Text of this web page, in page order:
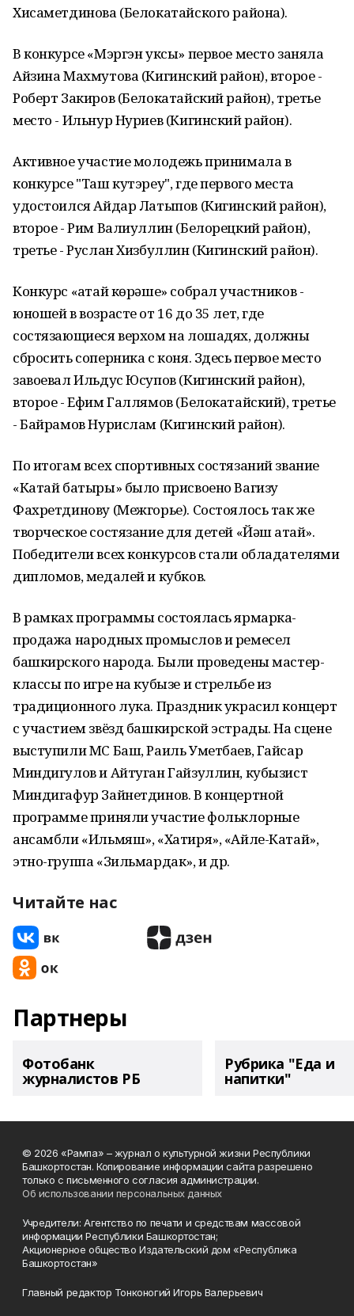
Хисаметдинова (Белокатайского района).
В конкурсе «Мэргэн уксы» первое место заняла
Айзина Махмутова (Кигинский район), второе -
Роберт Закиров (Белокатайский район), третье
место - Ильнур Нуриев (Кигинский район).
Активное участие молодежь принимала в
конкурсе "Таш кутэреу", где первого места
удостоился Айдар Латыпов (Кигинский район),
второе - Рим Валиуллин (Белорецкий район),
третье - Руслан Хизбуллин (Кигинский район).
Конкурс «Ҡатай көрәше» собрал участников -
юношей в возрасте от 16 до 35 лет, где
состязающиеся верхом на лошадях, должны
сбросить соперника с коня. Здесь первое место
завоевал Ильдус Юсупов (Кигинский район),
второе - Ефим Галлямов (Белокатайский), третье
- Байрамов Нурислам (Кигинский район).
По итогам всех спортивных состязаний звание
«Катай батыры» было присвоено Вагизу
Фахретдинову (Межгорье). Состоялось так же
творческое состязание для детей «Йәш Ҡатай».
Победители всех конкурсов стали обладателями
дипломов, медалей и кубков.
В рамках программы состоялась ярмарка-
продажа народных промыслов и ремесел
башкирского народа. Были проведены мастер-
классы по игре на кубызе и стрельбе из
традиционного лука. Праздник украсил концерт
с участием звёзд башкирской эстрады. На сцене
выступили МС Баш, Раиль Уметбаев, Гайсар
Миндигулов и Айтуган Гайзуллин, кубызист
Миндигафур Зайнетдинов. В концертной
программе приняли участие фольклорные
ансамбли «Ильмяш», «Хатиря», «Айле-Катай»,
этно-группа «Зильмардак», и др.
Читайте нас
Партнеры
Фотобанк
журналистов РБ
Рубрика "Еда и
напитки"
© 2026 «Рампа» – журнал о культурной жизни Республики
Башкортостан. Копирование информации сайта разрешено
только с письменного согласия администрации.
Об использовании персональных данных
Учредители: Агентство по печати и средствам массовой
информации Республики Башкортостан;
Акционерное общество Издательский дом «Республика
Башкортостан»
Главный редактор Тонконогий Игорь Валерьевич